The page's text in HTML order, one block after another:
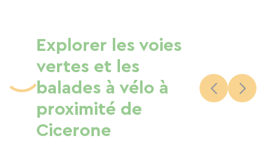
Explorer les voies
vertes et les
balades à vélo à
proximité de
Cicerone